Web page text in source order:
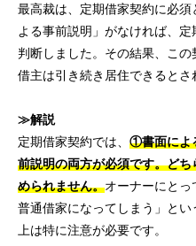
最高裁は、定期借家契約に必
よる事前説明」がなければ、
判断しました。その結果、この
借主は引き続き居住できるとさ
≫解説
定期借家契約では、 ①書面によ
前説明の両方が必須です。ど
められません。オーナーにと
普通借家になってしまう」と
上は特に注意が必要です。